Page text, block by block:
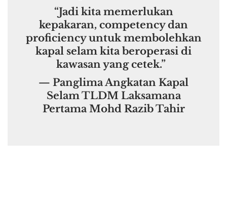
“Jadi kita memerlukan
kepakaran, competency dan
proficiency untuk membolehkan
kapal selam kita beroperasi di
kawasan yang cetek.”
— Panglima Angkatan Kapal
Selam TLDM Laksamana
Pertama Mohd Razib Tahir